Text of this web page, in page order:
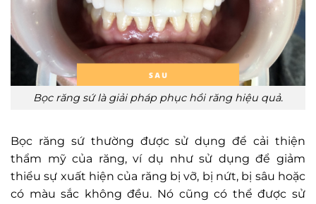
Bọc răng sứ là giải pháp phục hồi răng hiệu quả.
Bọc răng sứ thường được sử dụng để cải thiện
thẩm mỹ của răng, ví dụ như sử dụng để giảm
thiểu sự xuất hiện của răng bị vỡ, bị nứt, bị sâu hoặc
có màu sắc không đều. Nó cũng có thể được sử